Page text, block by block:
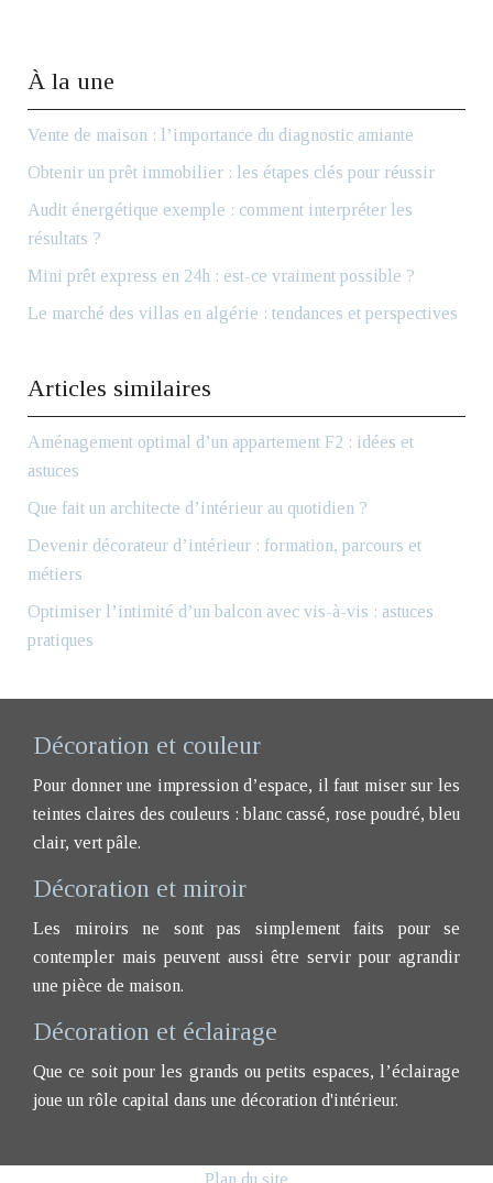
À la une
Vente de maison : l’importance du diagnostic amiante
Obtenir un prêt immobilier : les étapes clés pour réussir
Audit énergétique exemple : comment interpréter les
résultats ?
Mini prêt express en 24h : est-ce vraiment possible ?
Le marché des villas en algérie : tendances et perspectives
Articles similaires
Aménagement optimal d’un appartement F2 : idées et
astuces
Que fait un architecte d’intérieur au quotidien ?
Devenir décorateur d’intérieur : formation, parcours et
métiers
Optimiser l’intimité d’un balcon avec vis-à-vis : astuces
pratiques
Décoration et couleur
Pour donner une impression d’espace, il faut miser sur les
teintes claires des couleurs : blanc cassé, rose poudré, bleu
clair, vert pâle.
Décoration et miroir
Les miroirs ne sont pas simplement faits pour se
contempler mais peuvent aussi être servir pour agrandir
une pièce de maison.
Décoration et éclairage
Que ce soit pour les grands ou petits espaces, l’éclairage
joue un rôle capital dans une décoration d'intérieur.
Plan du site